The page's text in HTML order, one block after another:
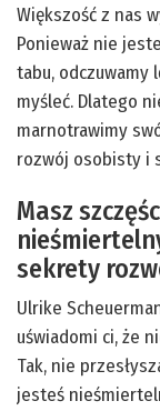
Większość z nas
Ponieważ nie
tabu, odczuwamy
myśleć. Dlatego
marnotrawimy
rozwój osobisty i
Masz
sekrety
Ulrike
uświadomi ci, że
Tak, nie
jesteś